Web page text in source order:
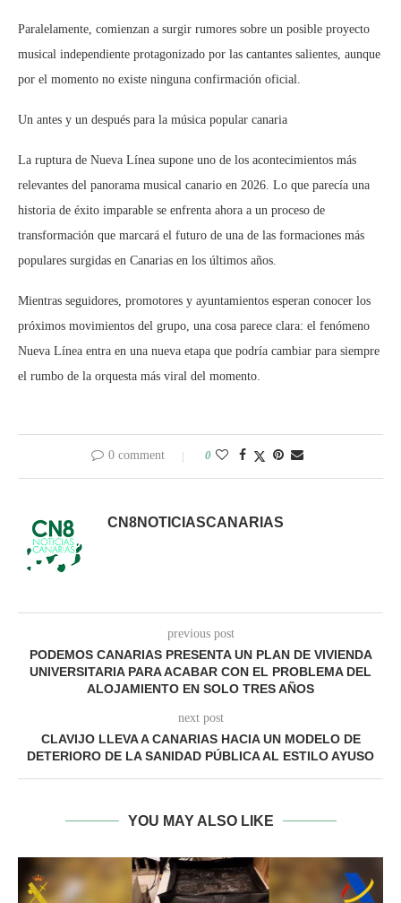
Paralelamente, comienzan a surgir rumores sobre un posible proyecto
musical independiente protagonizado por las cantantes salientes, aunque
por el momento no existe ninguna confirmación oficial.
Un antes y un después para la música popular canaria
La ruptura de Nueva Línea supone uno de los acontecimientos más
relevantes del panorama musical canario en 2026. Lo que parecía una
historia de éxito imparable se enfrenta ahora a un proceso de
transformación que marcará el futuro de una de las formaciones más
populares surgidas en Canarias en los últimos años.
Mientras seguidores, promotores y ayuntamientos esperan conocer los
próximos movimientos del grupo, una cosa parece clara: el fenómeno
Nueva Línea entra en una nueva etapa que podría cambiar para siempre
el rumbo de la orquesta más viral del momento.
0 comment 0
CN8NOTICIASCANARIAS
previous post
PODEMOS CANARIAS PRESENTA UN PLAN DE VIVIENDA
UNIVERSITARIA PARA ACABAR CON EL PROBLEMA DEL
ALOJAMIENTO EN SOLO TRES AÑOS
next post
CLAVIJO LLEVA A CANARIAS HACIA UN MODELO DE
DETERIORO DE LA SANIDAD PÚBLICA AL ESTILO AYUSO
YOU MAY ALSO LIKE